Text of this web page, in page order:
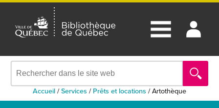
Accueil/Services / Prêts et locations /Artothèque